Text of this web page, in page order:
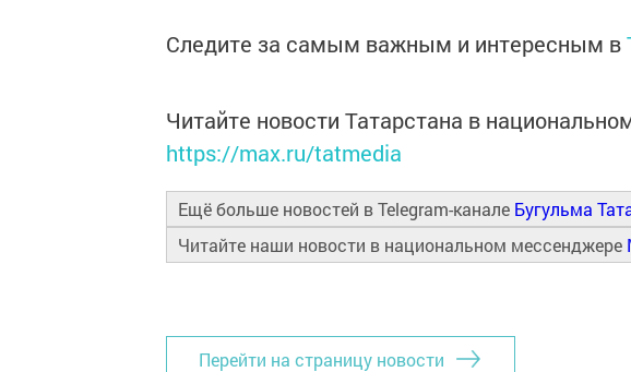
Следите за самым важным и интересным в
Читайте новости Татарстана в
https://max.ru/tatmedia
Ещё больше новостей в Telegram-канале Бугульма
Читайте наши новости в национальном мессенджере
Перейти на страницу новости